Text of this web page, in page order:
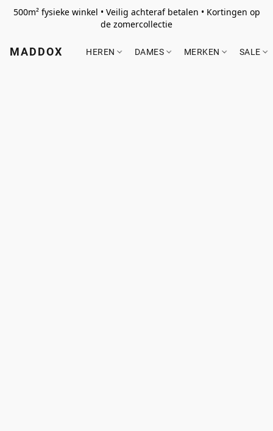
500m² fysieke winkel • Veilig achteraf betalen • Kortingen op
de zomercollectie
MADDOX HEREN DAMES MERKEN SALE